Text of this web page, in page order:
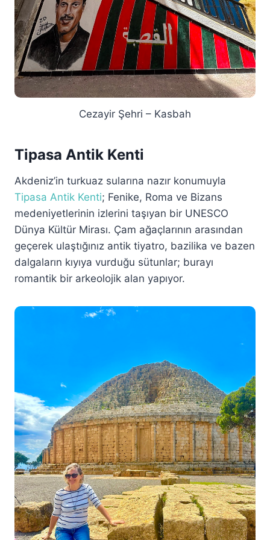
Cezayir Şehri – Kasbah
Tipasa Antik Kenti
Akdeniz’in turkuaz sularına nazır konumuyla
Tipasa Antik Kenti; Fenike, Roma ve Bizans
medeniyetlerinin izlerini taşıyan bir UNESCO
Dünya Kültür Mirası. Çam ağaçlarının arasından
geçerek ulaştığınız antik tiyatro, bazilika ve bazen
dalgaların kıyıya vurduğu sütunlar; burayı
romantik bir arkeolojik alan yapıyor.